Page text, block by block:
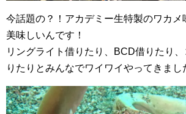
今話題の？！アカデミー生特製のワカメ
美味しいんです！
リングライト借りたり、BCD借りたり
りたりとみんなでワイワイやってきまし